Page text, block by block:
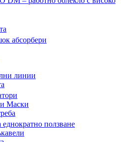
абсорбери
линии
Маски
ползване